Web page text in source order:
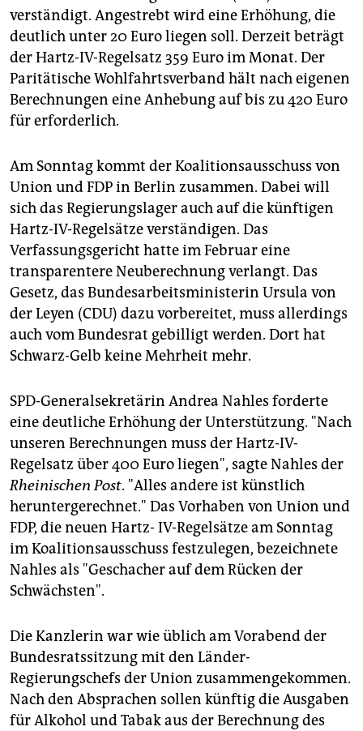
genossenschaft
epaper login
verständigt. Angestrebt wird eine Erhöhung, die
deutlich unter 20 Euro liegen soll. Derzeit beträgt
der Hartz-IV-Regelsatz 359 Euro im Monat. Der
Paritätische Wohlfahrtsverband hält nach eigenen
Berechnungen eine Anhebung auf bis zu 420 Euro
für erforderlich.
Am Sonntag kommt der Koalitionsausschuss von
Union und FDP in Berlin zusammen. Dabei will
sich das Regierungslager auch auf die künftigen
Hartz-IV-Regelsätze verständigen. Das
Verfassungsgericht hatte im Februar eine
transparentere Neuberechnung verlangt. Das
Gesetz, das Bundesarbeitsministerin Ursula von
der Leyen (CDU) dazu vorbereitet, muss allerdings
auch vom Bundesrat gebilligt werden. Dort hat
Schwarz-Gelb keine Mehrheit mehr.
SPD-Generalsekretärin Andrea Nahles forderte
eine deutliche Erhöhung der Unterstützung. "Nach
unseren Berechnungen muss der Hartz-IV-
Regelsatz über 400 Euro liegen", sagte Nahles der
Rheinischen Post. "Alles andere ist künstlich
heruntergerechnet." Das Vorhaben von Union und
FDP, die neuen Hartz- IV-Regelsätze am Sonntag
im Koalitionsausschuss festzulegen, bezeichnete
Nahles als "Geschacher auf dem Rücken der
Schwächsten".
Die Kanzlerin war wie üblich am Vorabend der
Bundesratssitzung mit den Länder-
Regierungschefs der Union zusammengekommen.
Nach den Absprachen sollen künftig die Ausgaben
für Alkohol und Tabak aus der Berechnung des